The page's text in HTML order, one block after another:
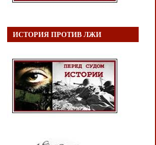
ИСТОРИЯ ПРОТИВ ЛЖИ